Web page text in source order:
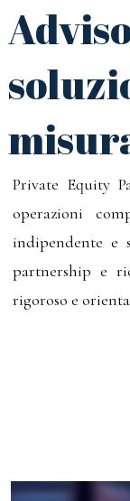
Private Equity
operazioni
indipendente e
partnership e
rigoroso e